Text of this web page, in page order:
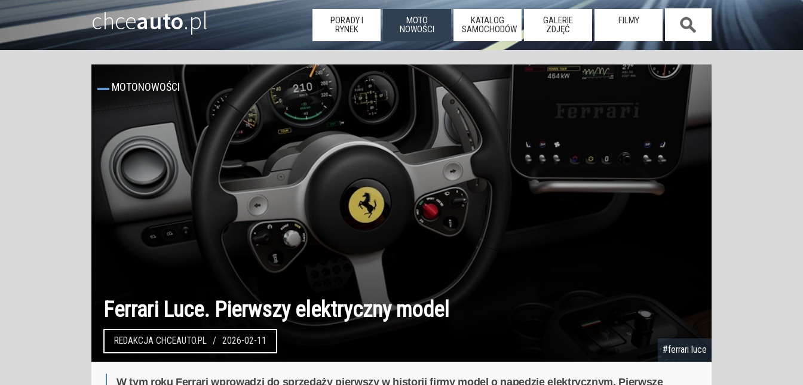
chceauto.pl
PORADY I
RYNEK
MOTO
NOWOŚCI
KATALOG
SAMOCHODÓW
GALERIE
ZDJĘĆ
FILMY
Ferrari Luce. Pierwszy elektryczny model
MOTONOWOŚCI
REDAKCJA CHCEAUTO.PL
2026-02-11
#ferrari luce
W tym roku Ferrari wprowadzi do sprzedaży pierwszy w historii firmy model o napędzie elektrycznym. Pierwsze